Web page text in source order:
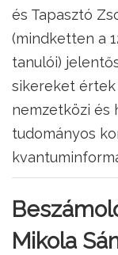
és Tapasztó
(mindketten a
tanulói)
sikereket
nemzetközi és
tudományos
Mikola